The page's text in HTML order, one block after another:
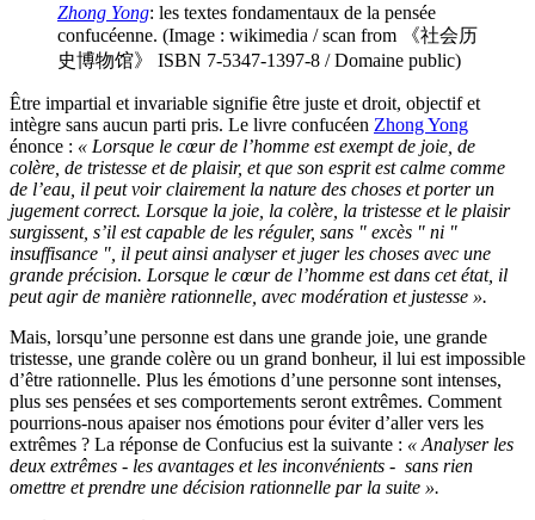
Zhong Yong: les textes fondamentaux de la pensée
confucéenne. (Image : wikimedia / scan from 《社会历
史博物馆》 ISBN 7-5347-1397-8 / Domaine public)
Être impartial et invariable signifie être juste et droit, objectif et
intègre sans aucun parti pris. Le livre confucéen Zhong Yong
énonce : « Lorsque le cœur de l’homme est exempt de joie, de
colère, de tristesse et de plaisir, et que son esprit est calme comme
de l’eau, il peut voir clairement la nature des choses et porter un
jugement correct. Lorsque la joie, la colère, la tristesse et le plaisir
surgissent, s’il est capable de les réguler, sans " excès " ni "
insuffisance ", il peut ainsi analyser et juger les choses avec une
grande précision. Lorsque le cœur de l’homme est dans cet état, il
peut agir de manière rationnelle, avec modération et justesse ».
Mais, lorsqu’une personne est dans une grande joie, une grande
tristesse, une grande colère ou un grand bonheur, il lui est impossible
d’être rationnelle. Plus les émotions d’une personne sont intenses,
plus ses pensées et ses comportements seront extrêmes. Comment
pourrions-nous apaiser nos émotions pour éviter d’aller vers les
extrêmes ? La réponse de Confucius est la suivante : « Analyser les
deux extrêmes - les avantages et les inconvénients - sans rien
omettre et prendre une décision rationnelle par la suite ».